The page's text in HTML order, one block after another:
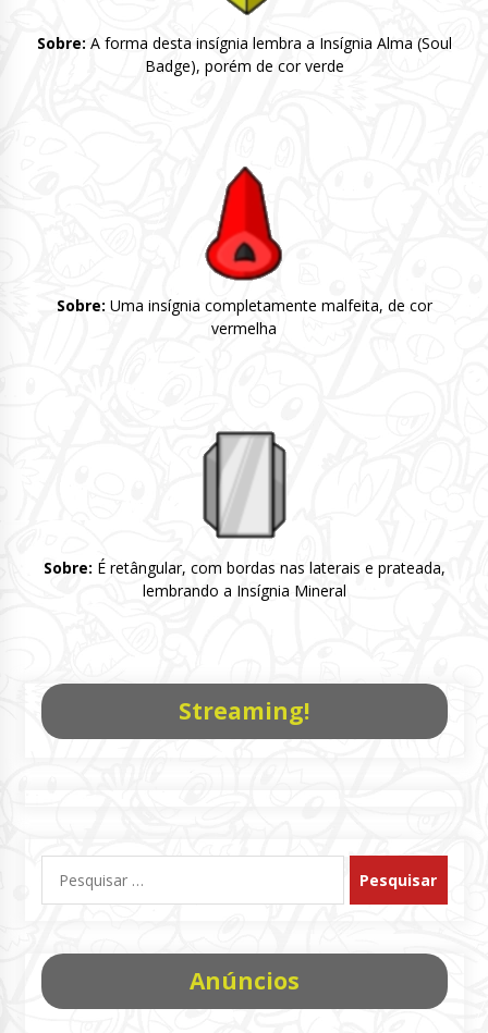
Sobre: A forma desta insígnia lembra a Insígnia Alma (Soul
Badge), porém de cor verde
Sobre: Uma insígnia completamente malfeita, de cor
vermelha
Sobre: É retângular, com bordas nas laterais e prateada,
lembrando a Insígnia Mineral
Streaming!
por:
Anúncios